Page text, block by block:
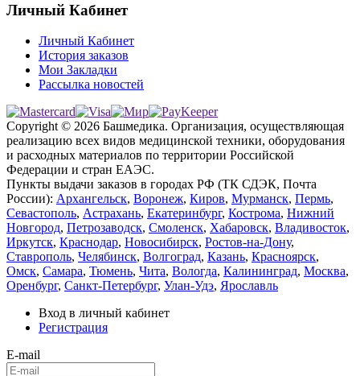
Личный Кабинет
Личный Кабинет
История заказов
Мои Закладки
Рассылка новостей
Copyright © 2026 Башмедика. Организация, осуществляющая
реализацию всех видов медицинской техники, оборудования
и расходных материалов по территории Российской
Федерации и стран ЕАЭС.
Пункты выдачи заказов в городах РФ (ТК СДЭК, Почта
России): Архангельск, Воронеж, Киров, Мурманск, Пермь,
Севастополь, Астрахань, Екатеринбург, Кострома, Нижний
Новгород, Петрозаводск, Смоленск, Хабаровск, Владивосток,
Иркутск, Краснодар, Новосибирск, Ростов-на-Дону,
Ставрополь, Челябинск, Волгоград, Казань, Красноярск,
Омск, Самара, Тюмень, Чита, Вологда, Калининград, Москва,
Оренбург, Санкт-Петербург, Улан-Удэ, Ярославль
Вход в личный кабинет
Регистрация
E-mail